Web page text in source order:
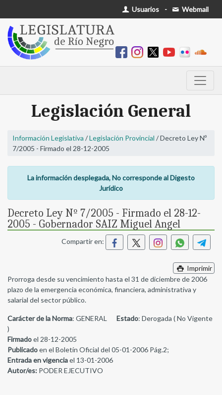
Usuarios - Webmail
Legislación General
Información Legislativa /Legislación Provincial / Decreto Ley Nº
7/2005 - Firmado el 28-12-2005
La información desplegada, No corresponde al Digesto
Jurídico
Decreto Ley Nº 7/2005 - Firmado el 28-12-
2005 - Gobernador SAIZ Miguel Angel
Compartir en:
Imprimir
Prorroga desde su vencimiento hasta el 31 de diciembre de 2006
plazo de la emergencia económica, financiera, administrativa y
salarial del sector público.
Carácter de la Norma: GENERAL Estado: Derogada ( No Vigente
)
Firmadoel 28-12-2005
Publicadoen el Boletín Oficial del 05-01-2006 Pág.2;
Entrada en vigenciael 13-01-2006
Autor/es: PODER EJECUTIVO